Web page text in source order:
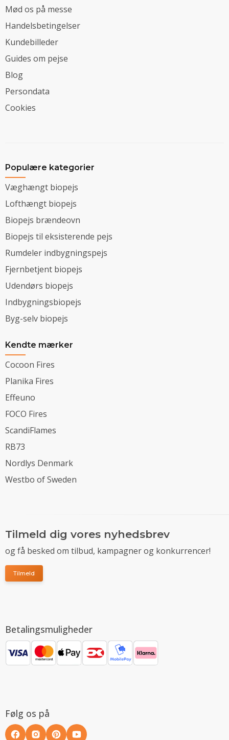
Mød os på messe
Handelsbetingelser
Kundebilleder
Guides om pejse
Blog
Persondata
Cookies
Populære kategorier
Væghængt biopejs
Lofthængt biopejs
Biopejs brændeovn
Biopejs til eksisterende pejs
Rumdeler indbygningspejs
Fjernbetjent biopejs
Udendørs biopejs
Indbygningsbiopejs
Byg-selv biopejs
Kendte mærker
Cocoon Fires
Planika Fires
Effeuno
FOCO Fires
ScandiFlames
RB73
Nordlys Denmark
Westbo of Sweden
Tilmeld dig vores nyhedsbrev
og få besked om tilbud, kampagner og konkurrencer!
Tilmeld
Betalingsmuligheder
Følg os på